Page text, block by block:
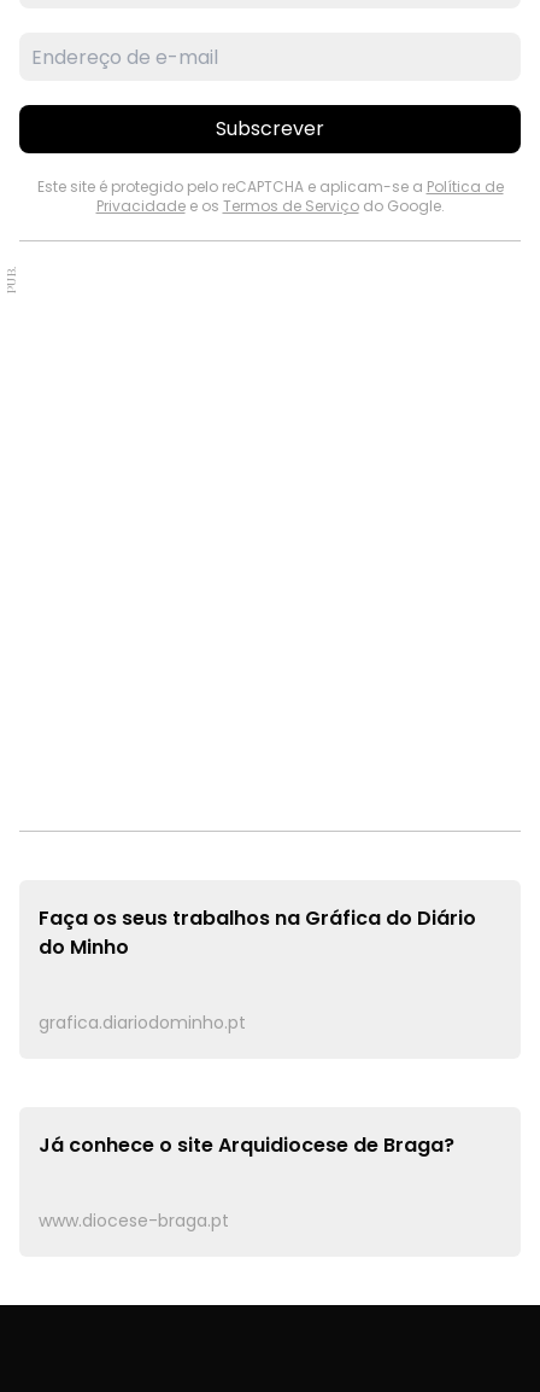
Subscrever
Este site é protegido pelo reCAPTCHA e aplicam-se a Política de
Privacidadee os Termos de Serviçodo Google.
PUB.
Faça os seus trabalhos na Gráfica do Diário
do Minho
grafica.diariodominho.pt
Já conhece o siteArquidiocese de Braga?
www.diocese-braga.pt